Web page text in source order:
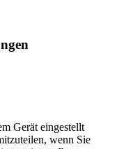
Gerät eingestellt
wenn Sie